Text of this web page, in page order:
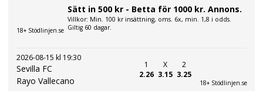
18+ Stödlinjen.se
Sätt in 500 kr - Betta för 1000 kr. Annons.
Villkor: Min. 100 kr insättning, oms. 6x, min. 1,8 i odds.
Giltig 60 dagar.
2026-08-15 kl 19:30
Sevilla FC
Rayo Vallecano
1
2.26
X
3.15
2
3.25
18+ Stödlinjen.se